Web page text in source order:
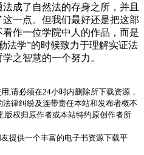
成了自然法的存身之所，并且
一点。但我们最好还是把这部
看作一位学院中人的作品，而是
法学”的时候致力于理解实证法
之智慧的一个努力。
,请必须在24小时内删除所下载资源，
律纠纷及连带责任本站和发布者概不
版权归原作者或本站特约原创作者所
提供一个丰富的电子书资源下载平